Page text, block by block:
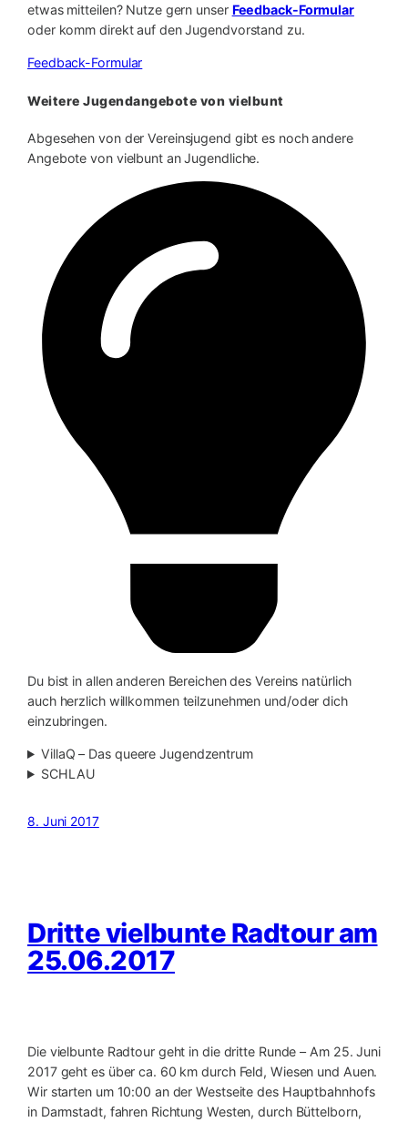
etwas mitteilen? Nutze gern unser Feedback-Formular
oder komm direkt auf den Jugendvorstand zu.
Feedback-Formular
Weitere Jugendangebote von vielbunt
Abgesehen von der Vereinsjugend gibt es noch andere
Angebote von vielbunt an Jugendliche.
Du bist in allen anderen Bereichen des Vereins natürlich
auch herzlich willkommen teilzunehmen und/oder dich
einzubringen.
VillaQ – Das queere Jugendzentrum
SCHLAU
8. Juni 2017
Dritte vielbunte Radtour am
25.06.2017
Die vielbunte Radtour geht in die dritte Runde – Am 25. Juni
2017 geht es über ca. 60 km durch Feld, Wiesen und Auen.
Wir starten um 10:00 an der Westseite des Hauptbahnhofs
in Darmstadt, fahren Richtung Westen, durch Büttelborn,